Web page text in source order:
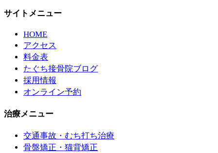
サイトメニュー
HOME
アクセス
料金表
たぐち接骨院ブログ
採用情報
オンライン予約
治療メニュー
交通事故・むち打ち治療
骨盤矯正・猫背矯正